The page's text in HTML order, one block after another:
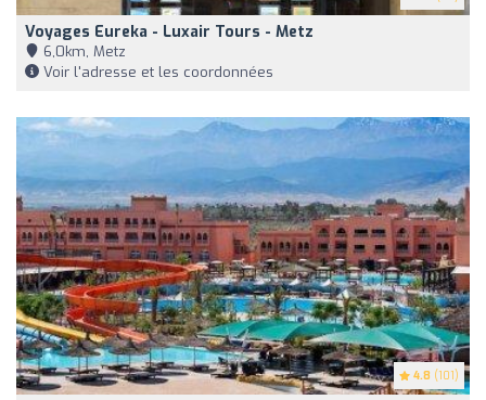
Voyages Eureka - Luxair Tours - Metz
6,0km, Metz
Voir l'adresse et les coordonnées
4.8 (101)